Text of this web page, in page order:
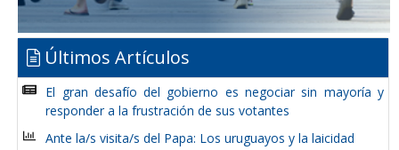
Últimos Artículos
El gran desafío del gobierno es negociar sin mayoría y
responder a la frustración de sus votantes
Ante la/s visita/s del Papa: Los uruguayos y la laicidad